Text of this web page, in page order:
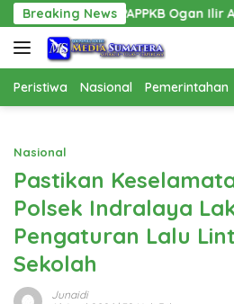
Langsung
ke
konten
Breaking News
Ogan Ilir Alami Kecelakaan
Peristiwa Nasional Pemerintahan
Nasional
Pastikan
Polsek Indralaya
Pengaturan Lalu
Sekolah
Junaidi